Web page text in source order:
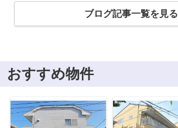
ブログ記事一覧を見る
おすすめ物件